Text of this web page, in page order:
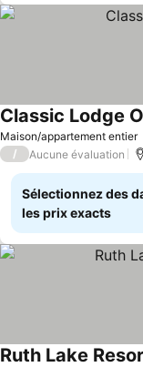
Maison/appartement entier
Classic Lodge
/ Aucune évaluation
Sélectionnez des
les prix exacts
Ruth Lake